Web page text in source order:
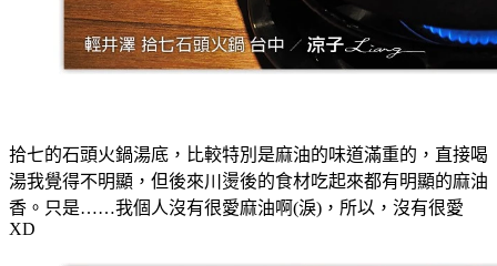
拾七的石頭火鍋湯底，比較特別是麻油的味道滿重的，直接喝
湯我覺得不明顯，但後來川燙後的食材吃起來都有明顯的麻油
香。只是……我個人沒有很愛麻油啊(淚)，所以，沒有很愛
XD